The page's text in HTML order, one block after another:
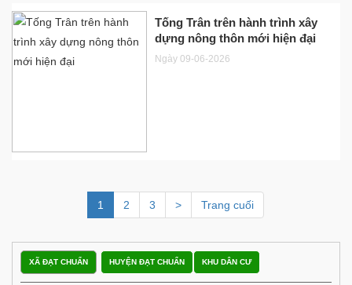
Tống Trân trên hành trình xây
dựng nông thôn mới hiện đại
Ngày 09-06-2026
1 2 3 > Trang cuối
XÃ ĐẠT CHUẨN HUYỆN ĐẠT CHUẨN KHU DÂN CƯ